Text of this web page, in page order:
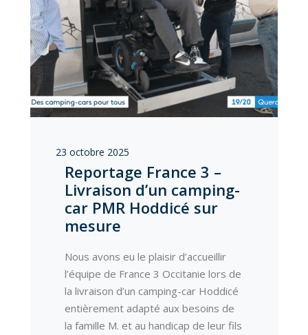
23 octobre 2025
Reportage France 3 –
Livraison d’un camping-
car PMR Hoddicé sur
mesure
Nous avons eu le plaisir d’accueillir
l’équipe de France 3 Occitanie lors de
la livraison d’un camping-car Hoddicé
entièrement adapté aux besoins de
la famille M. et au handicap de leur fils